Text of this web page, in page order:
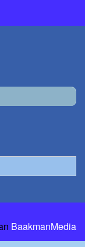
BaakmanMedia